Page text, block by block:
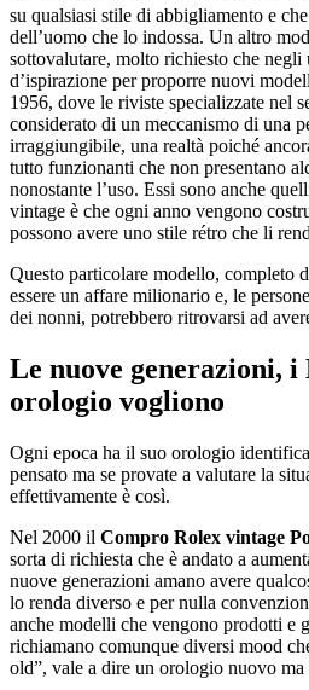
su qualsiasi stile di abbigliamento e
dell’uomo che lo indossa. Un altro
sottovalutare, molto richiesto che
d’ispirazione per proporre nuovi
1956, dove le riviste specializzate nel
considerato di un meccanismo di una
irraggiungibile, una realtà poiché
tutto funzionanti che non presentano
nonostante l’uso. Essi sono anche
vintage è che ogni anno vengono
possono avere uno stile rétro che li
Questo particolare modello, completo
essere un affare milionario e, le
dei nonni, potrebbero ritrovarsi ad
Le nuove generazioni,
orologio vogliono
Ogni epoca ha il suo orologio
pensato ma se provate a valutare la
effettivamente è così.
Nel 2000 il Compro Rolex vintage
sorta di richiesta che è andato a
nuove generazioni amano avere
lo renda diverso e per nulla
anche modelli che vengono prodotti e
richiamano comunque diversi mood
old”, vale a dire un orologio nuovo ma